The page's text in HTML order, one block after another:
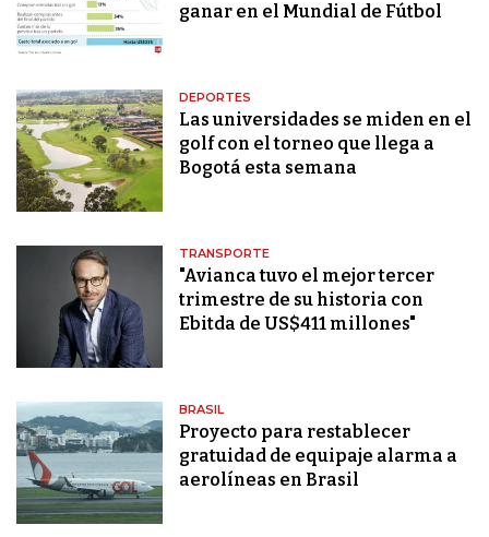
ganar en el Mundial de Fútbol
DEPORTES
Las universidades se miden en el
golf con el torneo que llega a
Bogotá esta semana
TRANSPORTE
"Avianca tuvo el mejor tercer
trimestre de su historia con
Ebitda de US$411 millones"
BRASIL
Proyecto para restablecer
gratuidad de equipaje alarma a
aerolíneas en Brasil